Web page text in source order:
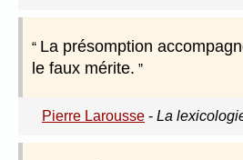
La présomption
le faux mérite.
Pierre Larousse - La